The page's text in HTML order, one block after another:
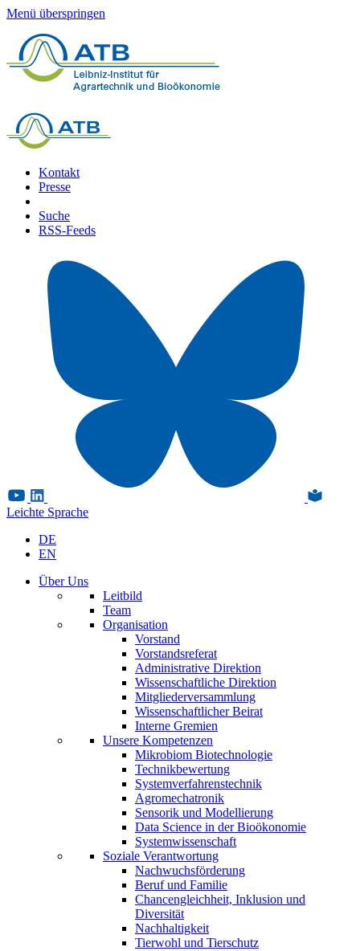
Menü überspringen
Kontakt
Presse
Suche
RSS-Feeds
Leichte Sprache
DE
EN
Über Uns
Leitbild
Team
Organisation
Vorstand
Vorstandsreferat
Administrative Direktion
Wissenschaftliche Direktion
Mitgliederversammlung
Wissenschaftlicher Beirat
Interne Gremien
Unsere Kompetenzen
Mikrobiom Biotechnologie
Technikbewertung
Systemverfahrenstechnik
Agromechatronik
Sensorik und Modellierung
Data Science in der Bioökonomie
Systemwissenschaft
Soziale Verantwortung
Nachwuchsförderung
Beruf und Familie
Chancengleichheit, Inklusion und
Diversität
Nachhaltigkeit
Tierwohl und Tierschutz